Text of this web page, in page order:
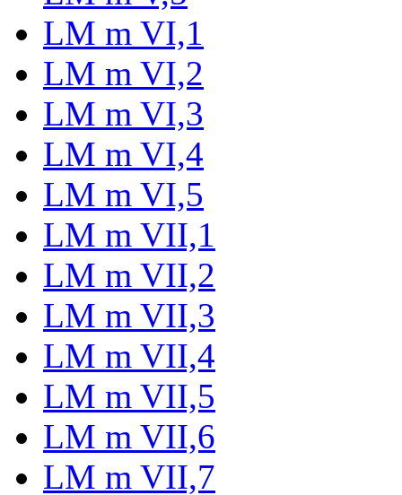
LM m VI,1
LM m VI,2
LM m VI,3
LM m VI,4
LM m VI,5
LM m VII,1
LM m VII,2
LM m VII,3
LM m VII,4
LM m VII,5
LM m VII,6
LM m VII,7